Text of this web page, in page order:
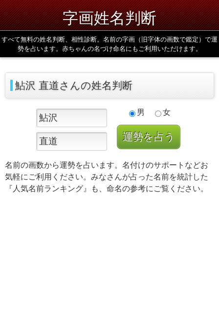
字画姓名判断
すべて無料の姓名判断、相性診断。名前の字画（旧字体の画数で鑑定）で運
勢を占います。赤ちゃんの名づけ命名にもご利用いただけます。
鮎沢 直道さんの姓名判断
男 女
名前の画数から運勢を占います。名付けのサポートなどお
気軽にご利用ください。みなさんが占った名前を統計した
『人気名前ランキング』も、命名の参考にご覧ください。